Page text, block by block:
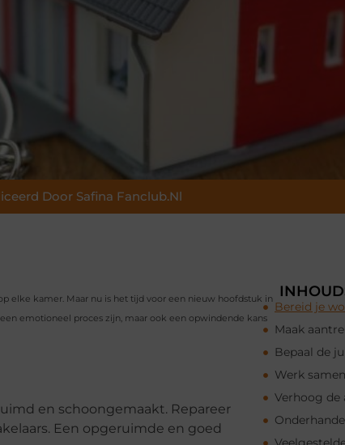
Door Safina Fanclub.nl
kamer. Maar nu is het tijd voor een nieuw hoofdstuk in
emotioneel proces zijn, maar ook een opwindende kans
en schoongemaakt. Repareer
Een opgeruimde en goed
Bereid je
Maak
Bepaal de
Werk
Verhoog de